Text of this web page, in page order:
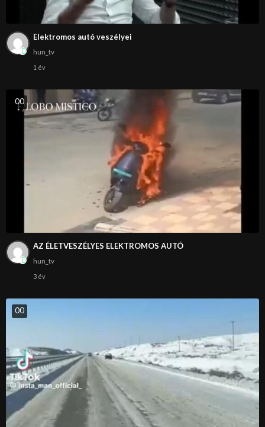
Elektromos autó veszélyei
hun_tv
1 év
00
AZ ÉLETVESZÉLYES ELEKTROMOS AUTÓ
hun_tv
3 év
00